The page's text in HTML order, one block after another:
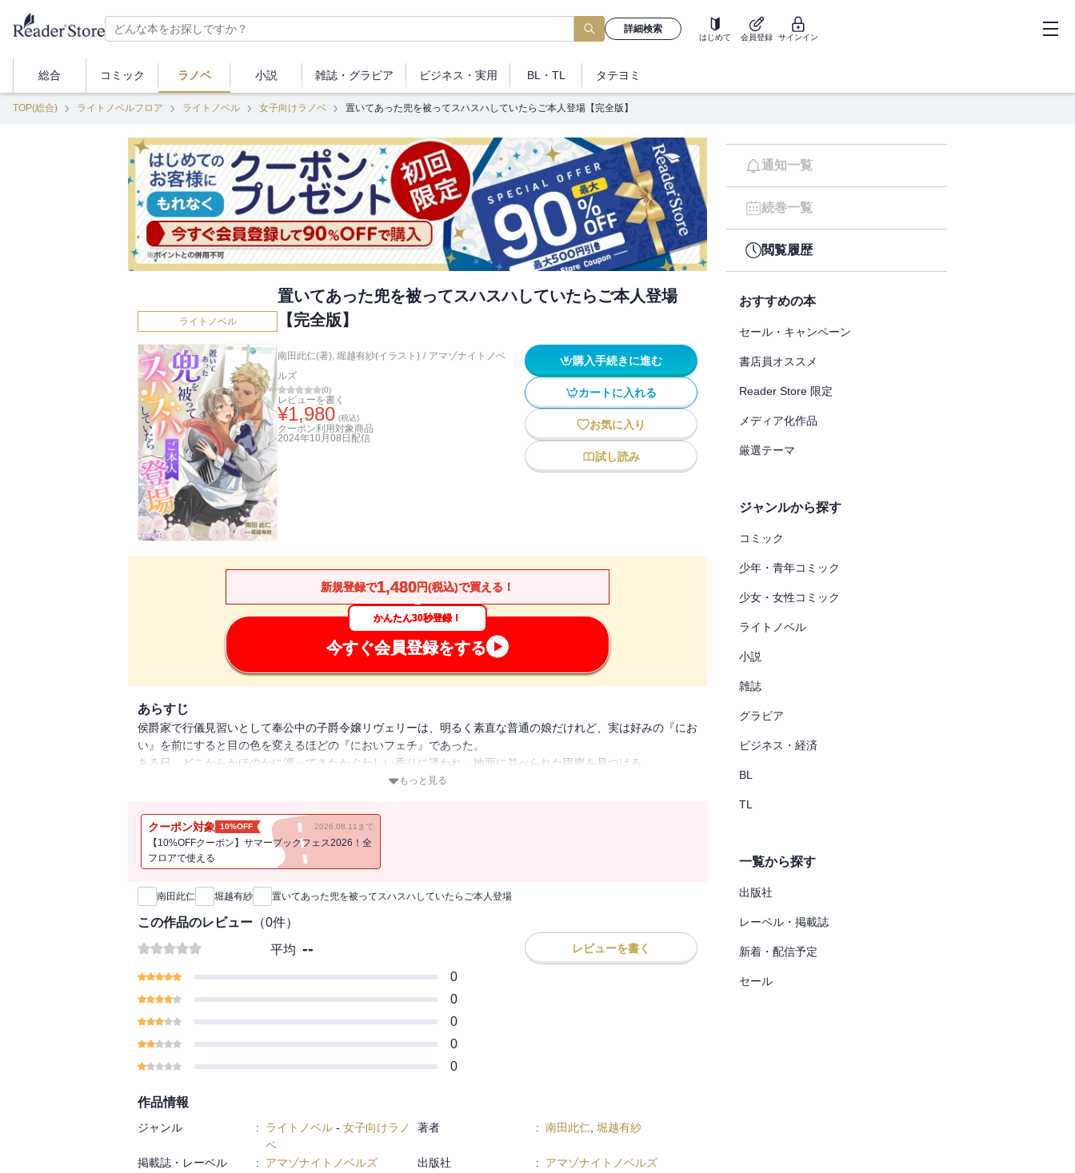
詳細検索
はじめて 会員登録 サインイン
総合 コミック ラノベ 小説 雑誌・ グラビア ビジネス ・実用 BL・TL タテヨミ
TOP(総合) ライトノベルフロア ライトノベル 女子向けラノベ 置いてあった兜を被ってスハスハしていたらご本人登場【完全版】
ライトノベル
置いてあった兜を被ってスハスハしていたらご本人登場
【完全版】
南田此仁(著), 堀越有紗(イラスト) / アマゾナイトノベ
ルズ
(0)
レビューを書く
¥1,980 (税込)
クーポン利用対象商品
2024年10月08日 配信
購入手続きに進む
カートに入れる
お気に入り
試し読み
新規登録で1,480円(税込)で買える！
かんたん30秒登録！
今すぐ会員登録をする
あらすじ
侯爵家で行儀見習いとして奉公中の子爵令嬢リヴェリーは、明るく素直な普通の娘だけれど、実は好みの『にお
い』を前にすると目の色を変えるほどの『においフェチ』であった。
ある日、どこからかほのかに漂ってきたかぐわしい香りに誘われ、地面に並べられた甲冑を見つける。
思わず顔をつっこみスハスハすると、男らしく野性的でいて、情熱的ななかにも爽やかさをあわせ持つ、最高に
そのにおいに抗うことができず、兜を被ったまま夢中で極上の香りを堪能していたら、兜の持ち主であり勤め先
の侯爵家当主であるグレニスに見つかってしまう。
しどろもどろになるリヴェリーを怪しんだグレニスに間者の疑いをかけられ、翌日から毎朝『尋問』を受けるこ
とになった。
鍛錬後の『汗だく抱擁』を罰だと考えているらしいグレニスに抱きしめられて、立ち上る汗の香りにうっとりと
陶酔するリヴェリー。
そんな幸せな日々にようやく恋心を自覚したリヴェリーのもとに、実家から名も知らない相手との婚約を知らせ
作者よりはじめまして、南田 此仁（ナンダ コノヒト）と申します。
『溺愛・一途・ハッピーエンド』を合言葉に、読んで楽しい気持ちになってもらえるような物語を書いていま
こう見えて！
本当にこう見えても、本作は純愛ものです・・・・・・っ！
ろし番外編・その二】名探偵マノン？」を収録
もっと見る
クーポン対象 10%OFF 2026.08.11まで
【10%OFFクーポン】サマーブックフェス2026！全
フロアで使える
新刊通知
南田此仁 堀越有紗 置いてあった兜を被ってスハスハしていたらご本人登場
この作品のレビュー （0件）
平均 -- レビューを書く
0
0
0
0
0
作品情報
ジャンル : ライトノベル - 女子向けラノ
ベ
著者 : 南田此仁 堀越有紗
掲載誌・レーベル : アマゾナイトノベルズ 出版社 :
アマゾナイトノベルズ
通知一覧
続巻一覧
閲覧履歴
おすすめの本
セール・キャンペーン
書店員オススメ
Reader Store 限定
メディア化作品
厳選テーマ
ジャンルから探す
コミック
少年・青年コミック
少女・女性コミック
ライトノベル
小説
雑誌
グラビア
ビジネス・経済
BL
TL
一覧から探す
出版社
レーベル・掲載誌
新着・配信予定
セール